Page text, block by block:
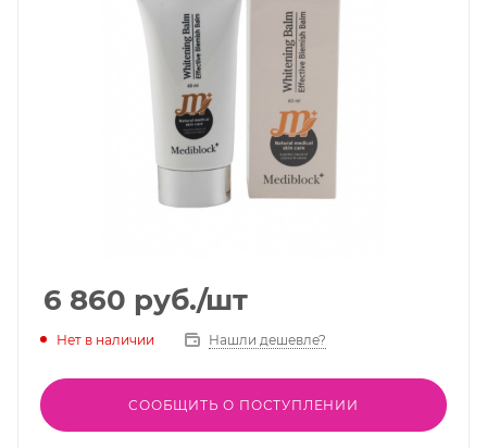
6 860 руб./шт
Нет в наличии Нашли дешевле?
СООБЩИТЬ О ПОСТУПЛЕНИИ